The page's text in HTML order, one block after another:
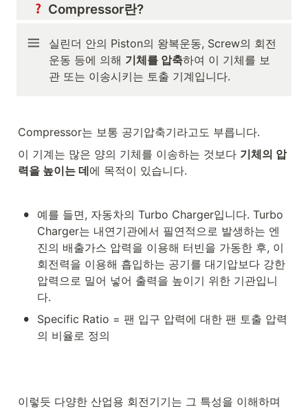
Compressor란?
실린더 안의 Piston의 왕복운동, Screw의 회전
운동 등에 의해 기체를 압축하여 이 기체를 보
관 또는 이송시키는 토출 기계입니다.
Compressor는 보통 공기압축기라고도 부릅니다.
이 기계는 많은 양의 기체를 이송하는 것보다 기체의 압
력을 높이는 데에 목적이 있습니다.
•
예를 들면, 자동차의 Turbo Charger입니다. Turbo
Charger는 내연기관에서 필연적으로 발생하는 엔
진의 배출가스 압력을 이용해 터빈을 가동한 후, 이
회전력을 이용해 흡입하는 공기를 대기압보다 강한
압력으로 밀어 넣어 출력을 높이기 위한 기관입니
다.
•
Specific Ratio = 팬 입구 압력에 대한 팬 토출 압력
의 비율로 정의
이렇듯 다양한 산업용 회전기기는 그 특성을 이해하며